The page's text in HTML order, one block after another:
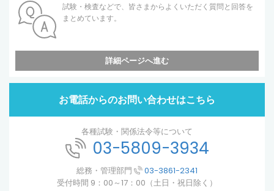
試験・検査などで、皆さまからよくいただく質問と回答を
まとめています。
詳細ページへ進む
お電話からのお問い合わせはこちら
各種試験・関係法令等について
03-5809-3934
総務・管理部門
03-3861-2341
受付時間 9：00～17：00（土日・祝日除く）